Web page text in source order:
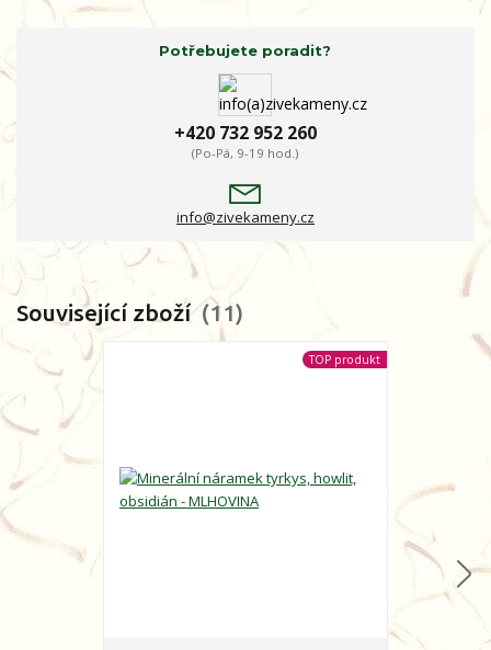
Potřebujete poradit?
+420 732 952 260
(Po-Pá, 9-19 hod.)
info@zivekameny.cz
Související zboží 11
TOP produkt